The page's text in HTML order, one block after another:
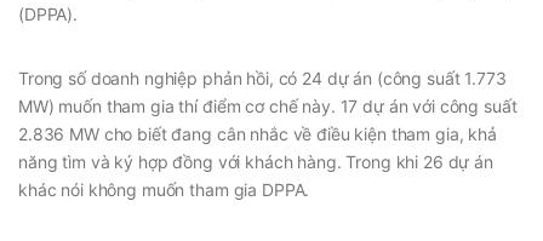
(DPPA).
Trong số doanh nghiệp phản hồi, có 24 dự án (công suất 1.773
MW) muốn tham gia thí điểm cơ chế này. 17 dự án với công suất
2.836 MW cho biết đang cân nhắc về điều kiện tham gia, khả
năng tìm và ký hợp đồng với khách hàng. Trong khi 26 dự án
khác nói không muốn tham gia DPPA.